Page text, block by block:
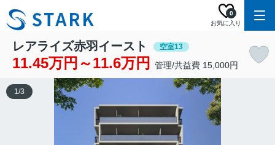
お気に入り
0
レアライズ赤羽イースト 空室13
11.45万円～11.6万円 管理/共益費 15,000円
1/3